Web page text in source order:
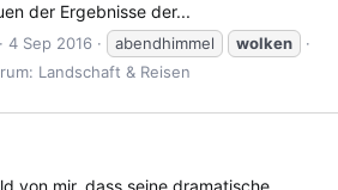
der Ergebnisse der...
4 Sep 2016 abendhimmel
wolken
Landschaft & Reisen
von mir, dass seine dramatische